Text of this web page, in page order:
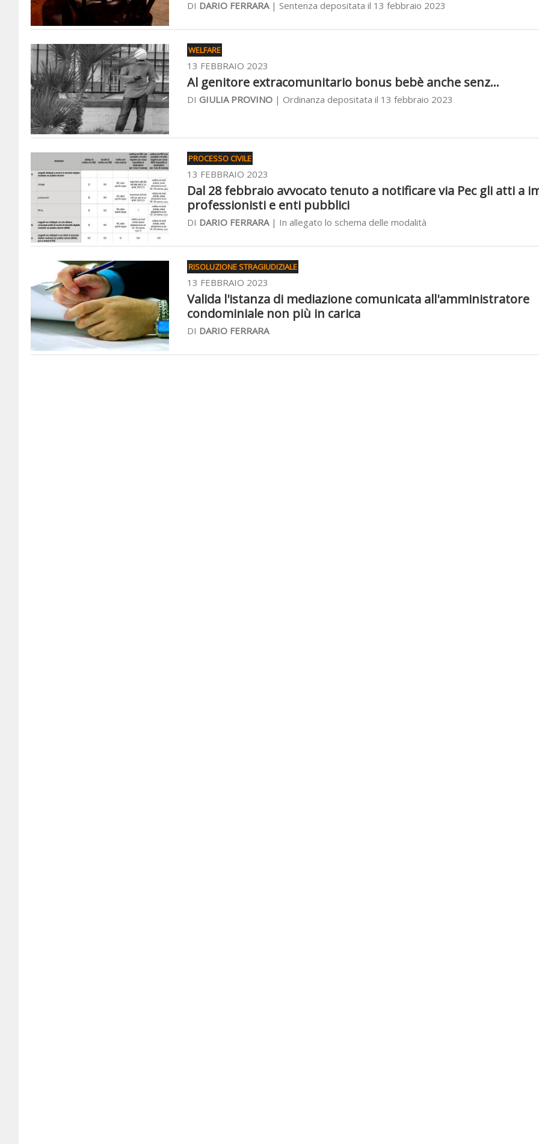
DI DARIO FERRARA| Sentenza depositata il 13 febbraio 2023
WELFARE
13 FEBBRAIO 2023
Al genitore extracomunitario bonus bebè anche senz...
DI GIULIA PROVINO | Ordinanza depositata il 13 febbraio 2023
PROCESSO CIVILE
13 FEBBRAIO 2023
Dal 28 febbraio avvocato tenuto a notificare via Pec gli atti a
professionisti e enti pubblici
DI DARIO FERRARA| In allegato lo schema delle modalità
RISOLUZIONE STRAGIUDIZIALE
13 FEBBRAIO 2023
Valida l'istanza di mediazione comunicata all'amministratore
condominiale non più in carica
DI DARIO FERRARA